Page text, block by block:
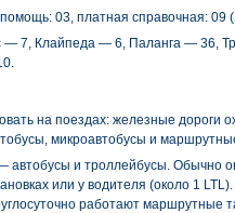
03, платная справочная: 09
— 7, Клайпеда — 6, Паланга — 36,
на поездах: железные дороги
микроавтобусы и
и троллейбусы. Обычно
или у водителя (около 1
работают маршрутные